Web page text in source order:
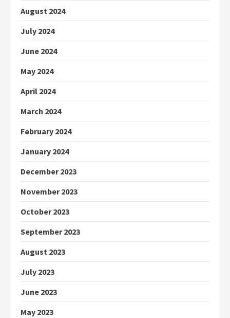
August 2024
July 2024
June 2024
May 2024
April 2024
March 2024
February 2024
January 2024
December 2023
November 2023
October 2023
September 2023
August 2023
July 2023
June 2023
May 2023